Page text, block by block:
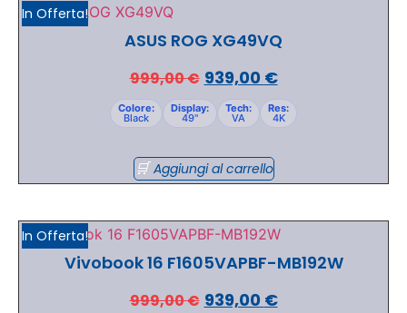
In Offerta!
ASUS ROG XG49VQ
999,00€ 939,00 €
Colore:
Black
Display:
49"
Tech:
VA
Res:
4K
Aggiungi al carrello
In Offerta!
Vivobook 16 F1605VAPBF-MB192W
999,00€ 939,00 €